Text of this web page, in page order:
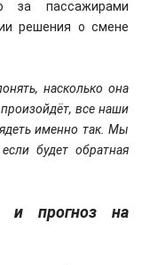
за пассажирами
решения о смене
насколько она
все наши
именно так. Мы
будет обратная
и прогноз на